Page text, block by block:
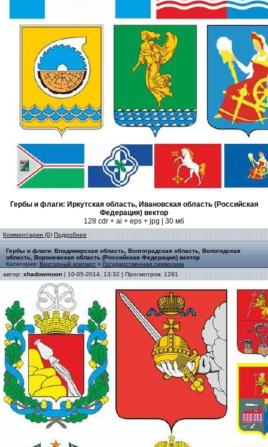
Гербы и флаги: Иркутская область, Ивановская область (Российская
Федерация) вектор
128 cdr + ai + eps + jpg | 30 мб
Комментарии (0) Подробнее
Гербы и флаги: Владимирская область, Волгоградская область, Вологодская
область, Воронежская область (Российская Федерация) вектор
Категория: Векторный клипарт » Государственная символика
автор: shadowmoon | 10-05-2014, 13:32 | Просмотров: 1281